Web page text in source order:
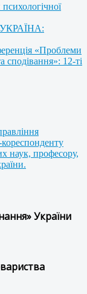
«Проблеми
сподівання»: 12-ті
наук, професору,
України